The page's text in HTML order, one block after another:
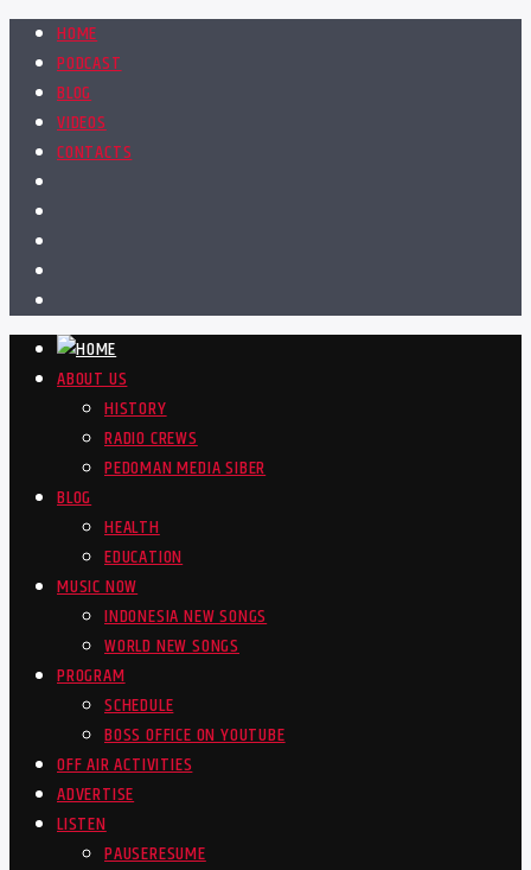
HOME
PODCAST
BLOG
VIDEOS
CONTACTS
ABOUT US
HISTORY
RADIO CREWS
PEDOMAN MEDIA SIBER
BLOG
HEALTH
EDUCATION
MUSIC NOW
INDONESIA NEW SONGS
WORLD NEW SONGS
PROGRAM
SCHEDULE
BOSS OFFICE ON YOUTUBE
OFF AIR ACTIVITIES
ADVERTISE
LISTEN
PAUSERESUME